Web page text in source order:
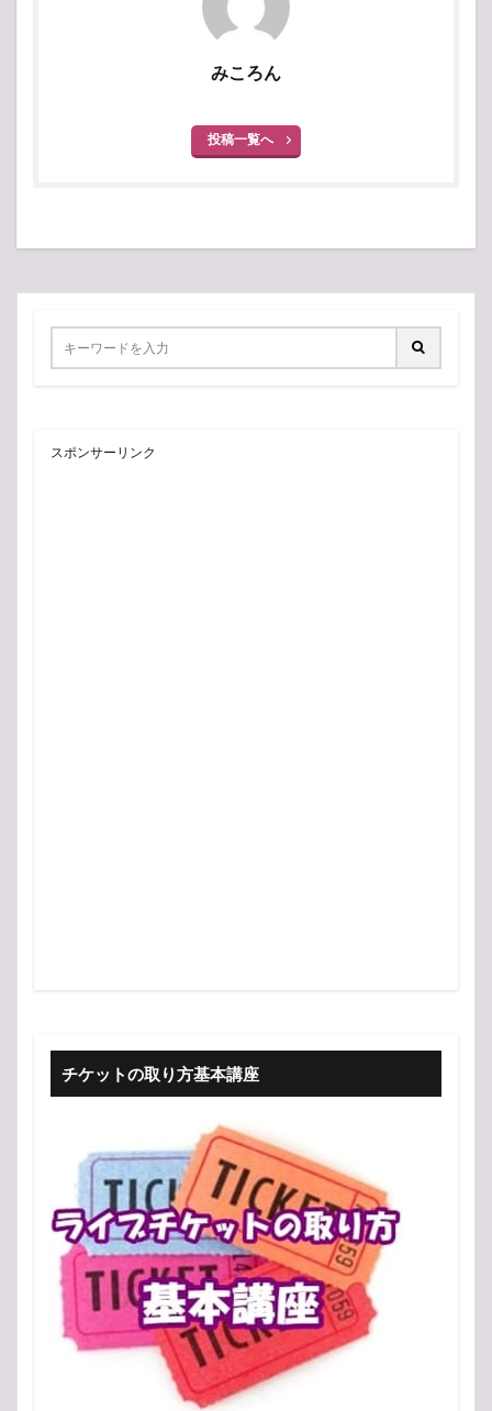
みころん
投稿一覧へ
スポンサーリンク
チケットの取り方基本講座